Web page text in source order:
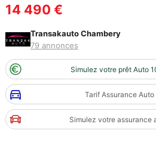
14 490 €
Transakauto Chambery
79 annonces
Simulez votre prêt Auto
Tarif Assurance Auto
Simulez votre assurance